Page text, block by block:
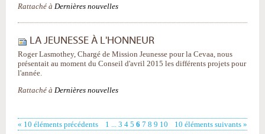
Rattaché à Dernières nouvelles
LA JEUNESSE À L'HONNEUR
Roger Lasmothey, Chargé de Mission Jeunesse pour la Cevaa, nous
présentait au moment du Conseil d'avril 2015 les différents projets pour
l'année.
Rattaché à Dernières nouvelles
« 10 éléments précédents 10 éléments suivants »
1 ... 3 4 5 6 7 8 9 10